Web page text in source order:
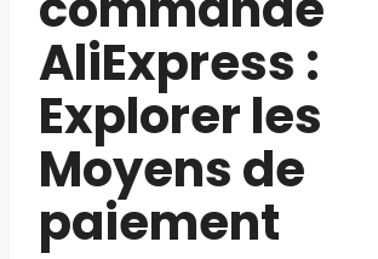
AliExpress :
Explorer les
Moyens de
paiement